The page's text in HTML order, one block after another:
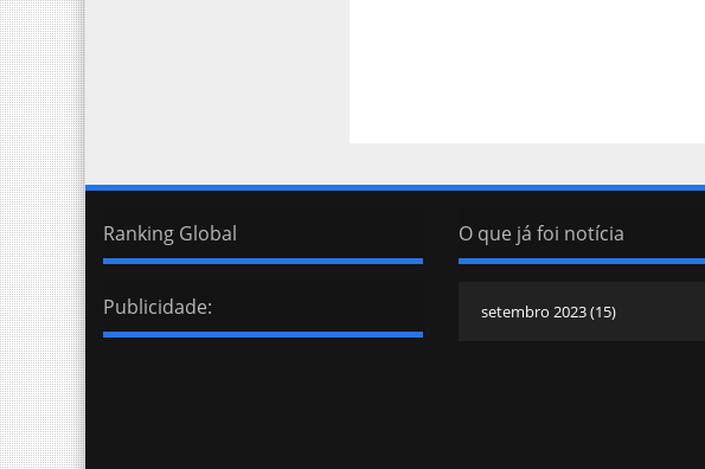
Ranking Global
Publicidade:
O que já foi notícia